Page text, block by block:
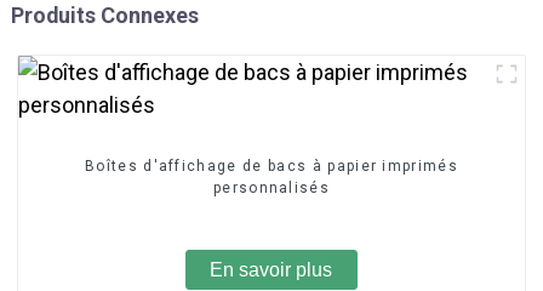
Produits Connexes
Boîtes d'affichage de bacs à papier imprimés
personnalisés
En savoir plus